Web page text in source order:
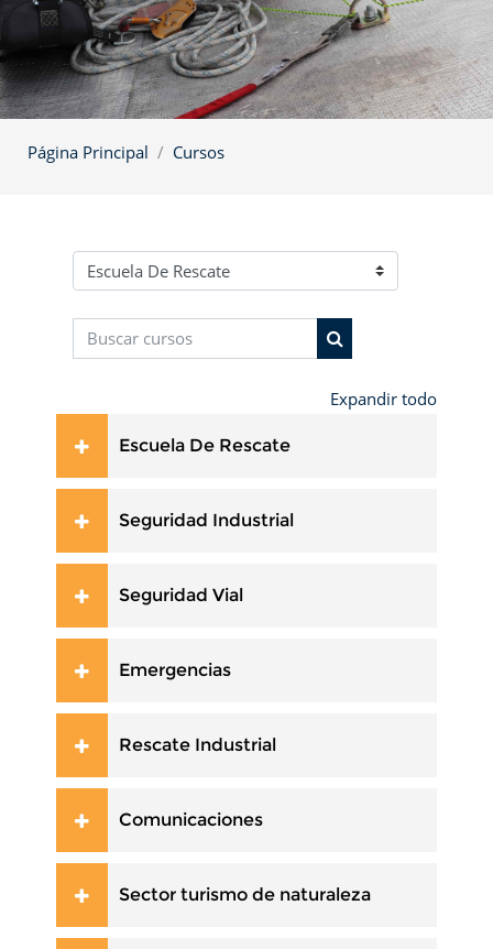
Página Principal Cursos
Categorías de curso
Buscar cursos
Buscar cursos
Expandir todo
Escuela De Rescate
Seguridad Industrial
Seguridad Vial
Emergencias
Rescate Industrial
Comunicaciones
Sector turismo de naturaleza